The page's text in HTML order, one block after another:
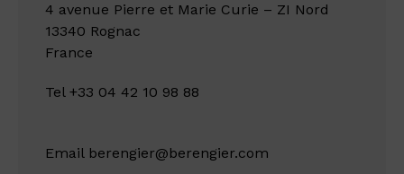
4 avenue Pierre et Marie Curie – ZI Nord
13340 Rognac
France
Tel +33 04 42 10 98 88
Email berengier@berengier.com